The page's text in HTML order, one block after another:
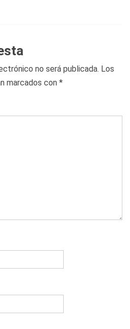
no será publicada. Los
marcados con *